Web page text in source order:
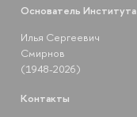
Основатель Института
Илья Сергеевич
Смирнов
(1948-2026)
Контакты